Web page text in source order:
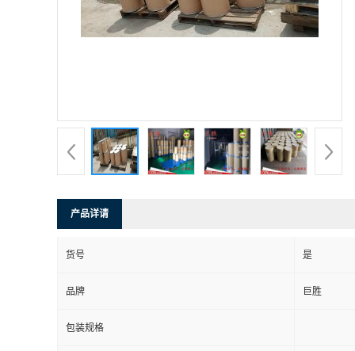
产品详请
货号 是
品牌 巨胜
包装规格